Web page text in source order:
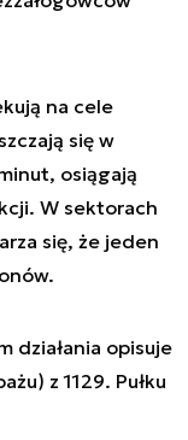
na cele
się w
osiągają
W sektorach
się, że jeden
działania opisuje
z 1129. Pułku